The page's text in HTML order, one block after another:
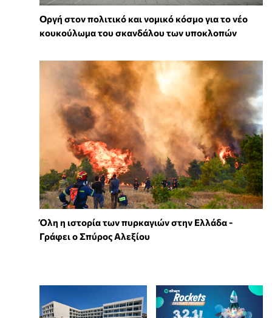
Οργή στον πολιτικό και νομικό κόσμο για το νέο
κουκούλωμα του σκανδάλου των υποκλοπών
Όλη η ιστορία των πυρκαγιών στην Ελλάδα -
Γράφει ο Σπύρος Αλεξίου